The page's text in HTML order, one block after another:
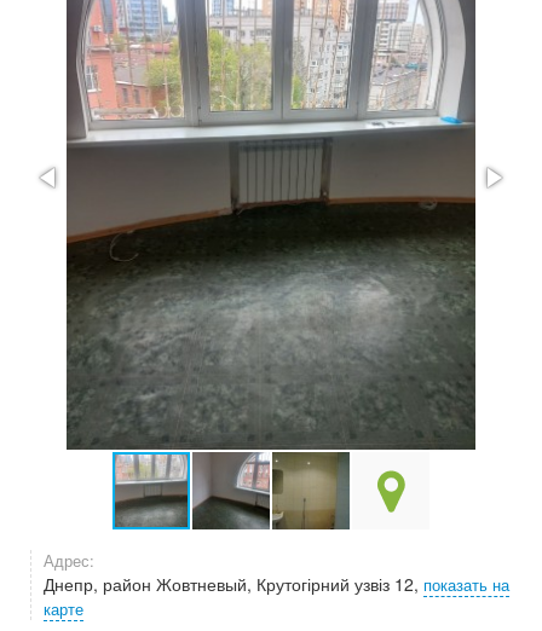
Адрес:
Днепр, район Жовтневый, Крутогірний узвіз 12, показать на
карте